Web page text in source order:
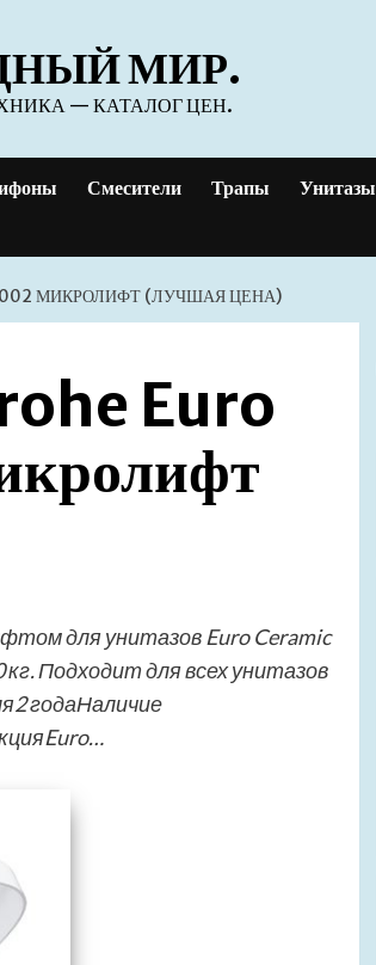
МИР.
— КАТАЛОГ ЦЕН.
Смесители Трапы Унитазы
МИКРОЛИФТ (ЛУЧШАЯ ЦЕНА)
Euro
для унитазов Euro Ceramic
Подходит для всех унитазов
годаНаличие